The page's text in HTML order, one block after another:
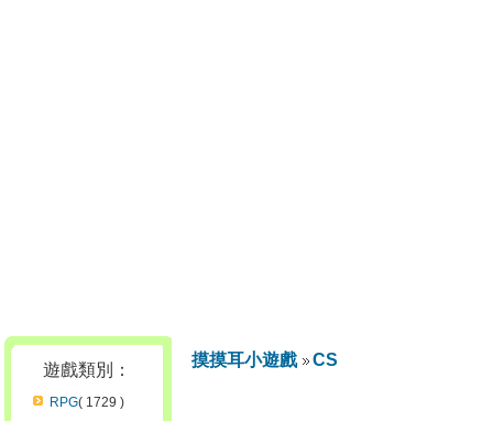
遊戲類別：
RPG( 1729 )
摸摸耳小遊戲 CS